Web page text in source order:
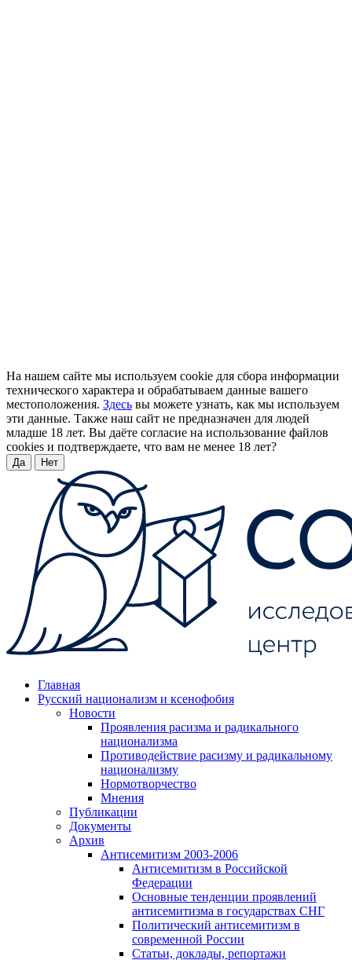
На нашем сайте мы используем cookie для сбора информации
технического характера и обрабатываем данные вашего
местоположения. Здесь вы можете узнать, как мы используем
эти данные. Также наш сайт не предназначен для людей
младше 18 лет. Вы даёте согласие на использование файлов
cookies и подтверждаете, что вам не менее 18 лет?
Да Нет
Главная
Русский национализм и ксенофобия
Новости
Проявления расизма и радикального
национализма
Противодействие расизму и радикальному
национализму
Нормотворчество
Мнения
Публикации
Документы
Архив
Антисемитизм 2003-2006
Антисемитизм в Российской
Федерации
Основные тенденции проявлений
антисемитизма в государствах СНГ
Политический антисемитизм в
современной России
Статьи, доклады, репортажи